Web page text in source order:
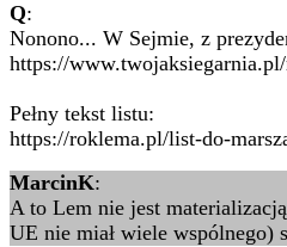
Q:
Nonono... W Sejmie, z
https://
Pełny tekst listu:
https://roklema.pl/list-do-
MarcinK:
A to Lem nie jest
UE nie miał wiele wspólnego)